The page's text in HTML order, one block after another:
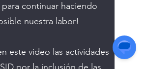
para continuar haciendo
nuestra labor!
este video las actividades